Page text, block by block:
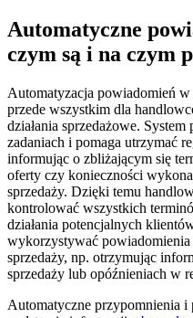
Automatyczne
czym są i na czym
Automatyzacja powiadomień
przede wszystkim dla
działania sprzedażowe.
zadaniach i pomaga utrzymać
informując o zbliżającym się
oferty czy konieczności
sprzedaży. Dzięki temu
kontrolować wszystkich
działania potencjalnych
wykorzystywać
sprzedaży, np. otrzymując
sprzedaży lub opóźnieniach w
Automatyczne przypomnienia i